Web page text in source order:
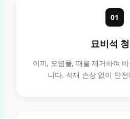
01
묘비석
이끼, 오염물, 때를 제거하여
니다. 석재 손상 없이 안